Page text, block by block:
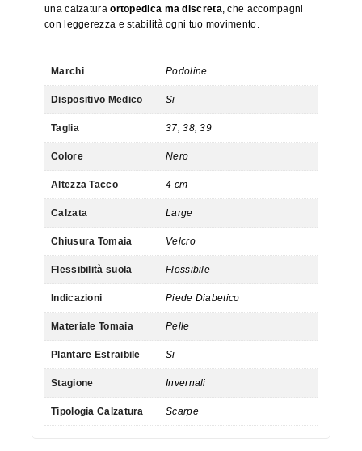
una calzaturaortopedica ma discreta , che accompagni
con leggerezza e stabilità ogni tuo movimento.
Marchi Podoline
Dispositivo Medico Si
Taglia 37, 38, 39
Colore Nero
Altezza Tacco 4 cm
Calzata Large
Chiusura Tomaia Velcro
Flessibilità suola Flessibile
Indicazioni Piede Diabetico
Materiale Tomaia Pelle
Plantare Estraibile Si
Stagione Invernali
Tipologia Calzatura Scarpe